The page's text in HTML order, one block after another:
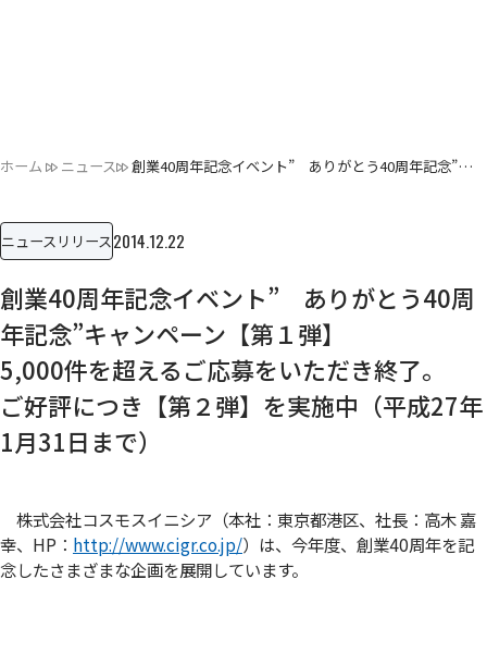
ホーム ニュース 創業40周年記念イベント” ありがとう40周年記念”…
ニュースリリース 2014.12.22
創業40周年記念イベント” ありがとう40周
年記念”キャンペーン【第１弾】
5,000件を超えるご応募をいただき終了。
ご好評につき【第２弾】を実施中（平成27年
1月31日まで）
株式会社コスモスイニシア（本社：東京都港区、社長：高木 嘉
幸、HP： http://www.cigr.co.jp/）は、今年度、創業40周年を記
念したさまざまな企画を展開しています。